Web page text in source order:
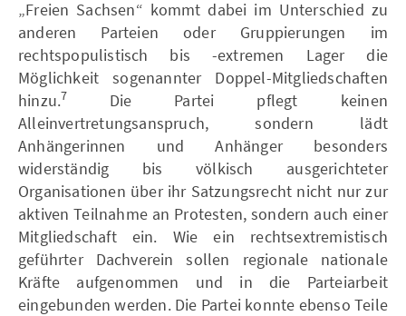
„Freien Sachsen“ kommt dabei im Unterschied zu
anderen Parteien oder Gruppierungen im
rechtspopulistisch bis -extremen Lager die
Möglichkeit sogenannter Doppel-Mitgliedschaften
hinzu.7 Die Partei pflegt keinen
Alleinvertretungsanspruch, sondern lädt
Anhängerinnen und Anhänger besonders
widerständig bis völkisch ausgerichteter
Organisationen über ihr Satzungsrecht nicht nur zur
aktiven Teilnahme an Protesten, sondern auch einer
Mitgliedschaft ein. Wie ein rechtsextremistisch
geführter Dachverein sollen regionale nationale
Kräfte aufgenommen und in die Parteiarbeit
eingebunden werden. Die Partei konnte ebenso Teile